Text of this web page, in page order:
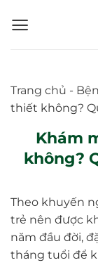
Trang chủ -
thiết không?
Khám
không?
Theo khuyến
trẻ nên được
năm đầu đời,
tháng tuổi để